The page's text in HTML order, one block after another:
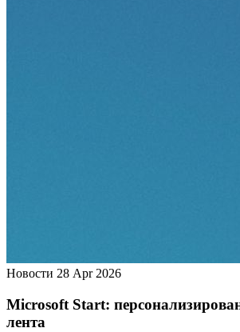
Новости 28 Apr 2026
Microsoft Start:
лента